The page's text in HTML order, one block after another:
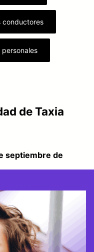
conductores
de Taxia
septiembre de
Taxia Life,
la protección
de sus datos
Privacidad tiene
información